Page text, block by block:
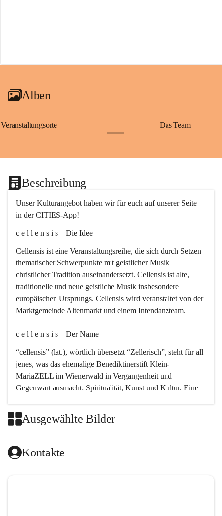
Alben
Veranstaltungsorte Das Team
Beschreibung
Unser Kulturangebot haben wir für euch auf unserer Seite
in der CITIES-App!
c e l l e n s i s – Die Idee
Cellensis ist eine Veranstaltungsreihe, die sich durch Setzen
thematischer Schwerpunkte mit geistlicher Musik
christlicher Tradition auseinandersetzt. Cellensis ist alte,
traditionelle und neue geistliche Musik insbesondere
europäischen Ursprungs. Cellensis wird veranstaltet von der
Marktgemeinde Altenmarkt und einem Intendanzteam.
c e l l e n s i s – Der Name
“cellensis” (lat.), wörtlich übersetzt “Zellerisch”, steht für all
jenes, was das ehemalige Benediktinerstift Klein-
MariaZELL im Wienerwald in Vergangenheit und
Gegenwart ausmacht: Spiritualität, Kunst und Kultur. Eine
Kirchenmusik, dem kunstvollen Lob Gottes.
Das kirchenmusikalische Festival Cellensis wird seit dem
Ausgewählte Bilder
Kontakte